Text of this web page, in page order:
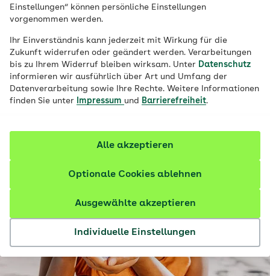
Einstellungen“ können persönliche Einstellungen
vorgenommen werden.
Ihr Einverständnis kann jederzeit mit Wirkung für die
Zukunft widerrufen oder geändert werden. Verarbeitungen
bis zu Ihrem Widerruf bleiben wirksam. Unter Datenschutz
informieren wir ausführlich über Art und Umfang der
Datenverarbeitung sowie Ihre Rechte. Weitere Informationen
finden Sie unter
Impressum und Barrierefreiheit.
Individuelle Einstellungen
Ausgewählte akzeptieren
Optionale Cookies ablehnen
Alle akzeptieren
einer Sonnencreme aus? Und wie lange ist
Sonnencreme haltbar? Alle Antworten im
Überblick.